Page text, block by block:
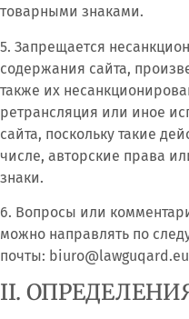
товарными знаками.
5. Запрещается
содержания сайта,
также их
ретрансляция или иное
сайта, поскольку такие
числе, авторские права
знаки.
6. Вопросы или
можно направлять по
почты:
II.